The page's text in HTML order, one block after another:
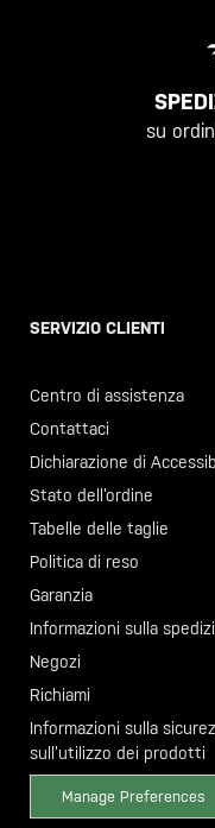
su
SERVIZIO CLIENTI
Centro di assistenza
Contattaci
Dichiarazione di
Stato dell’ordine
Tabelle delle taglie
Politica di reso
Garanzia
Informazioni sulla
Negozi
Richiami
Informazioni sulla
sull’utilizzo dei prodotti
Manage Preferences